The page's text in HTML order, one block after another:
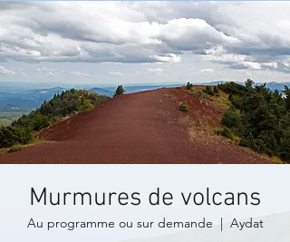
Murmures de volcans
Au programme ou sur demande
  |
Aydat